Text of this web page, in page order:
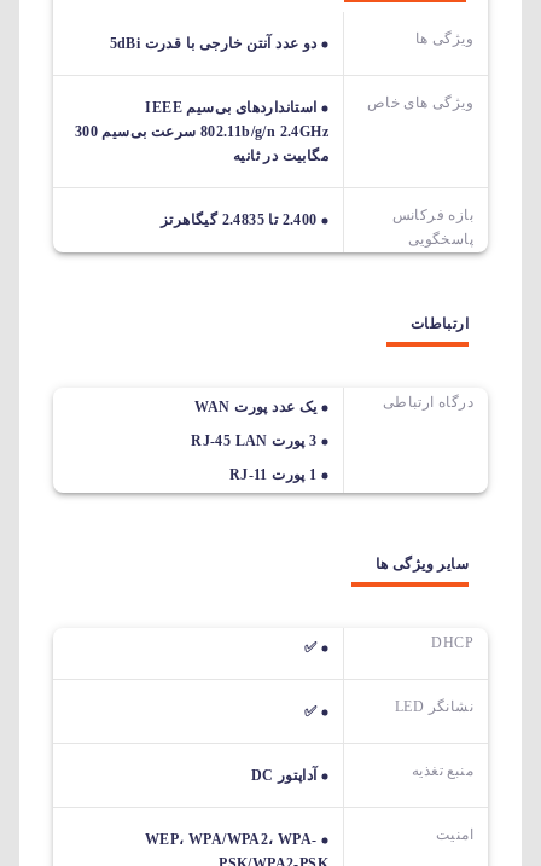
ویژگی ها دو عدد آنتن خارجی با قدرت 5dBi
ویژگی های خاص
استانداردهای بی‌سیم IEEE
802.11b/g/n 2.4GHz سرعت بی‌سیم 300
مگابیت در ثانیه
بازه فرکانس
پاسخگویی
2.400 تا 2.4835 گیگاهرتز
ارتباطات
درگاه ارتباطی
یک عدد پورت WAN
3 پورت RJ-45 LAN
1 پورت RJ-11
سایر ویژگی ها
DHCP
✅
نشانگر LED ✅
منبع تغذیه آداپتور DC
امنیت
WEP، WPA/WPA2، WPA-